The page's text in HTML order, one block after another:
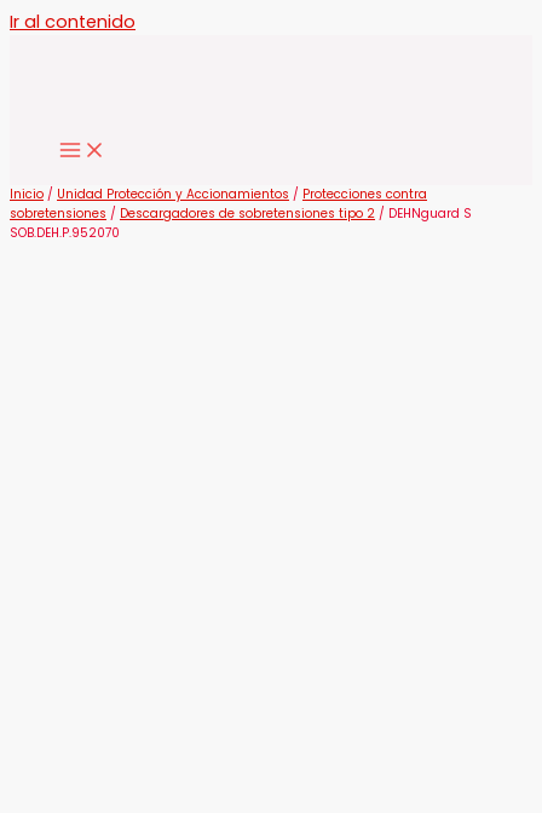
Ir al contenido
Inicio / Unidad Protección y Accionamientos / Protecciones contra
sobretensiones / Descargadores de sobretensiones tipo 2 / DEHNguard S
SOB.DEH.P.952070